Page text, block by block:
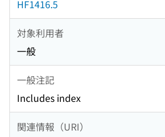
HF1416.5
対象利用者
一般
一般注記
Includes index
関連情報（URI）